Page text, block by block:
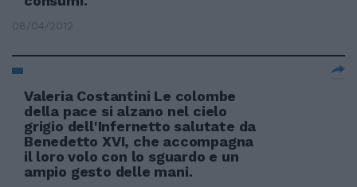
08/04/2012
Valeria Costantini Le colombe
della pace si alzano nel cielo
grigio dell'Infernetto salutate da
Benedetto XVI, che accompagna
il loro volo con lo sguardo e un
ampio gesto delle mani.